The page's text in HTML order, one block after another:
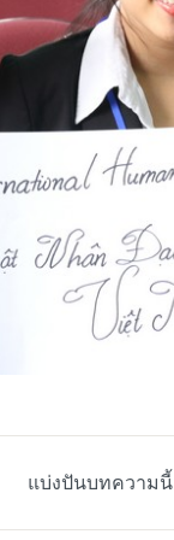
แบ่งปันบทความ